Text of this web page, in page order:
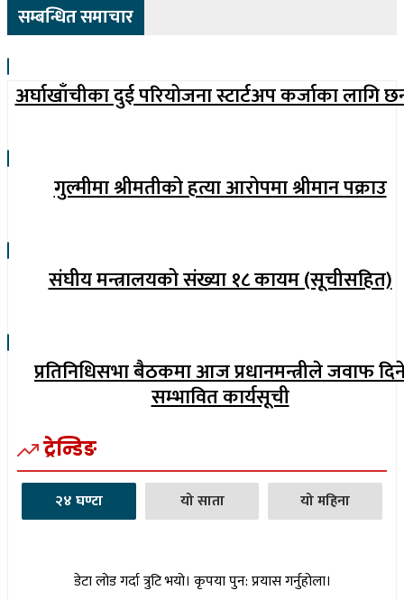
सम्बन्धित समाचार
अर्घाखाँचीका दुई परियोजना स्टार्टअप कर्जाका लागि
गुल्मीमा श्रीमतीको हत्या आरोपमा श्रीमान पक्राउ
संघीय मन्त्रालयको संख्या १८ कायम (सूचीसहित)
प्रतिनिधिसभा बैठकमा आज प्रधानमन्त्रीले जवाफ
सम्भावित कार्यसूची
ट्रेन्डिङ
२४ घण्टा यो साता यो महिना
डेटा लोड गर्दा त्रुटि भयो। कृपया पुन: प्रयास गर्नुहोला।